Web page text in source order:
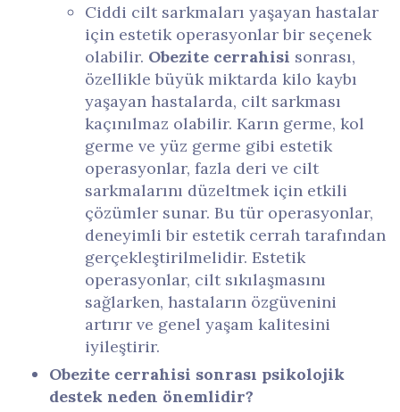
Ciddi cilt sarkmaları yaşayan hastalar
için estetik operasyonlar bir seçenek
olabilir. Obezite cerrahisi sonrası,
özellikle büyük miktarda kilo kaybı
yaşayan hastalarda, cilt sarkması
kaçınılmaz olabilir. Karın germe, kol
germe ve yüz germe gibi estetik
operasyonlar, fazla deri ve cilt
sarkmalarını düzeltmek için etkili
çözümler sunar. Bu tür operasyonlar,
deneyimli bir estetik cerrah tarafından
gerçekleştirilmelidir. Estetik
operasyonlar, cilt sıkılaşmasını
sağlarken, hastaların özgüvenini
artırır ve genel yaşam kalitesini
iyileştirir.
Obezite cerrahisi sonrası psikolojik
destek neden önemlidir?